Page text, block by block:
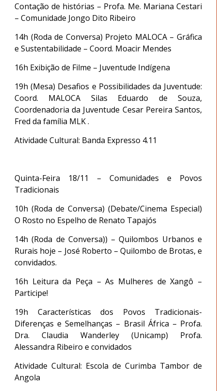
Contação de histórias – Profa. Me. Mariana Cestari
– Comunidade Jongo Dito Ribeiro
14h (Roda de Conversa) Projeto MALOCA – Gráfica
e Sustentabilidade – Coord. Moacir Mendes
16h Exibição de Filme – Juventude Indígena
19h (Mesa) Desafios e Possibilidades da Juventude:
Coord. MALOCA Silas Eduardo de Souza,
Coordenadoria da Juventude Cesar Pereira Santos,
Fred da família MLK .
Atividade Cultural: Banda Expresso 4.11
Quinta-Feira 18/11 – Comunidades e Povos
Tradicionais
10h (Roda de Conversa) (Debate/Cinema Especial)
O Rosto no Espelho de Renato Tapajós
14h (Roda de Conversa)) – Quilombos Urbanos e
Rurais hoje – José Roberto – Quilombo de Brotas, e
convidados.
16h Leitura da Peça – As Mulheres de Xangô –
Participe!
19h Características dos Povos Tradicionais-
Diferenças e Semelhanças – Brasil África – Profa.
Dra. Claudia Wanderley (Unicamp) Profa.
Alessandra Ribeiro e convidados
Atividade Cultural: Escola de Curimba Tambor de
Angola